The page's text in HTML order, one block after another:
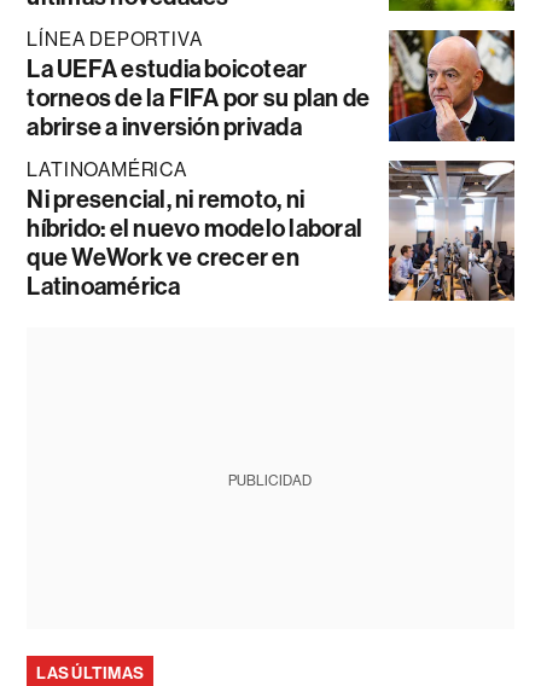
LÍNEA DEPORTIVA
La UEFA estudia boicotear
torneos de la FIFA por su plan de
abrirse a inversión privada
LATINOAMÉRICA
Ni presencial, ni remoto, ni
híbrido: el nuevo modelo laboral
que WeWork ve crecer en
Latinoamérica
PUBLICIDAD
LAS ÚLTIMAS